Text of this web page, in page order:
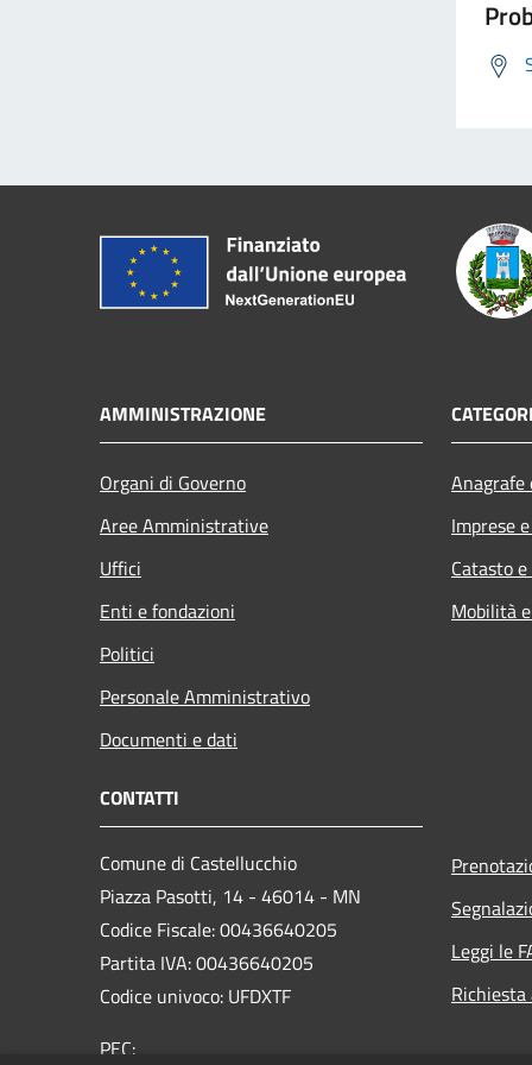
AMMINISTRAZIONE
Organi di Governo
Aree Amministrative
Uffici
Enti e fondazioni
Politici
Personale Amministrativo
Documenti e dati
Imprese
Catasto
Mobilità
CONTATTI
Comune di Castellucchio
Piazza Pasotti, 14 - 46014 - MN
Codice Fiscale: 00436640205
Partita IVA: 00436640205
Codice univoco: UFDXTF
PEC:
Leggi le